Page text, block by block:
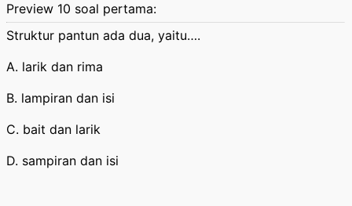
Preview 10 soal pertama:
Struktur pantun ada dua, yaitu….
A. larik dan rima
B. lampiran dan isi
C. bait dan larik
D. sampiran dan isi